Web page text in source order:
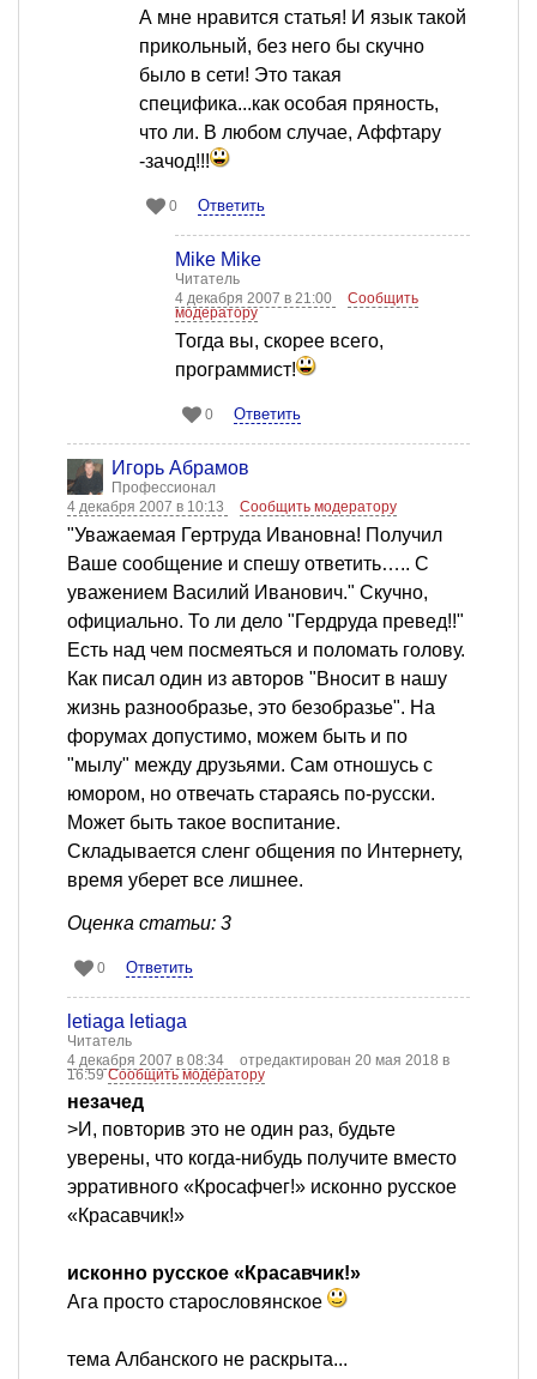
А мне нравится статья! И язык такой
прикольный, без него бы скучно
было в сети! Это такая
специфика...как особая пряность,
что ли. В любом случае, Аффтару
-зачод!!!
0 Ответить
Mike Mike
Читатель
4 декабря 2007 в 21:00
Сообщить
модератору
Тогда вы, скорее всего,
программист!
0 Ответить
Игорь Абрамов
Профессионал
4 декабря 2007 в 10:13
Сообщить модератору
"Уважаемая Гертруда Ивановна! Получил
Ваше сообщение и спешу ответить….. С
уважением Василий Иванович." Скучно,
официально. То ли дело "Гердруда превед!!"
Есть над чем посмеяться и поломать голову.
Как писал один из авторов "Вносит в нашу
жизнь разнообразье, это безобразье". На
форумах допустимо, можем быть и по
"мылу" между друзьями. Сам отношусь с
юмором, но отвечать стараясь по-русски.
Может быть такое воспитание.
Складывается сленг общения по Интернету,
время уберет все лишнее.
Оценка статьи: 3
0 Ответить
letiaga letiaga
Читатель
4 декабря 2007 в 08:34
отредактирован 20 мая 2018 в
16:59Сообщить модератору
незачед
>И, повторив это не один раз, будьте
уверены, что когда-нибудь получите вместо
эрративного «Кросафчег!» исконно русское
«Красавчик!»
исконно русское «Красавчик!»
Ага просто старословянское
тема Албанского не раскрыта...